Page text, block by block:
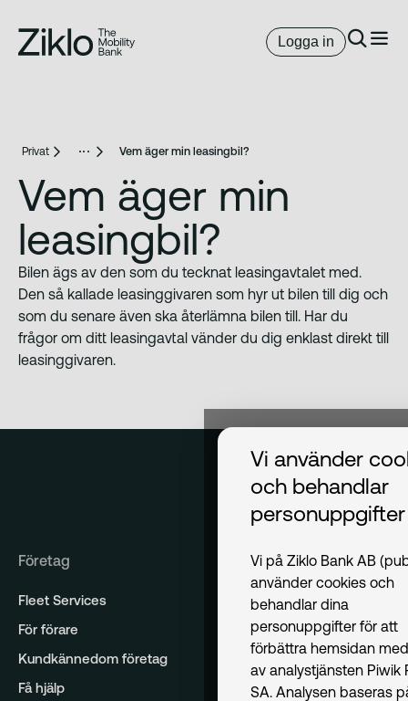
Logga in
Privat Vem äger min leasingbil?
Vem äger min
leasingbil?
Bilen ägs av den som du tecknat leasingavtalet med.
Den så kallade leasinggivaren som hyr ut bilen till dig och
som du senare även ska återlämna bilen till. Har du
frågor om ditt leasingavtal vänder du dig enklast direkt till
leasinggivaren.
Företag
Fleet Services
För förare
Kundkännedom företag
Få hjälp
Vi använder
och behandlar
personuppgifter
Vi på Ziklo Bank AB
använder cookies och
behandlar dina
personuppgifter för att
förbättra hemsidan
av analystjänsten Piwik
SA. Analysen baseras